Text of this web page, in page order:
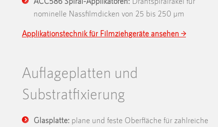
nominelle Nassfilmdicken von 25 bis 250 µm
Applikationstechnik für Filmziehgeräte ansehen →
Auflageplatten und
Substratfixierung
Glasplatte: plane und feste Oberfläche für zahlreiche